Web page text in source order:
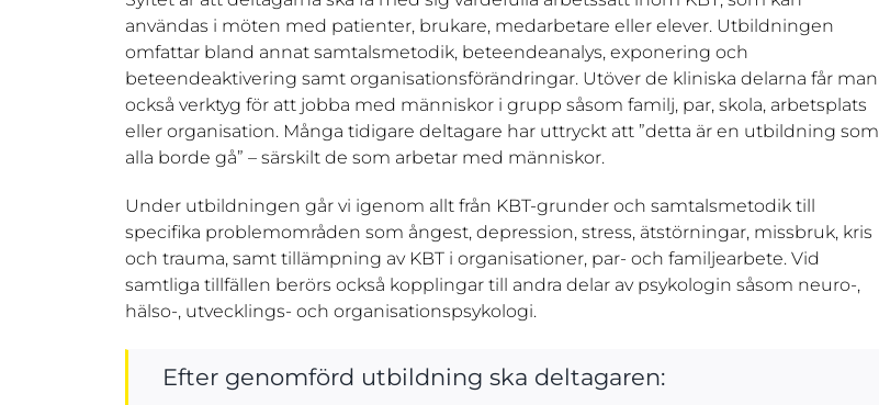
användas i möten med patienter, brukare, medarbetare eller elever. Utbildningen
omfattar bland annat samtalsmetodik, beteendeanalys, exponering och
beteendeaktivering samt organisationsförändringar. Utöver de kliniska delarna får man
också verktyg för att jobba med människor i grupp såsom familj, par, skola, arbetsplats
eller organisation. Många tidigare deltagare har uttryckt att ”detta är en utbildning som
alla borde gå” – särskilt de som arbetar med människor.
Under utbildningen går vi igenom allt från KBT-grunder och samtalsmetodik till
specifika problemområden som ångest, depression, stress, ätstörningar, missbruk, kris
och trauma, samt tillämpning av KBT i organisationer, par- och familjearbete. Vid
samtliga tillfällen berörs också kopplingar till andra delar av psykologin såsom neuro-,
hälso-, utvecklings- och organisationspsykologi.
Efter genomförd utbildning ska deltagaren: